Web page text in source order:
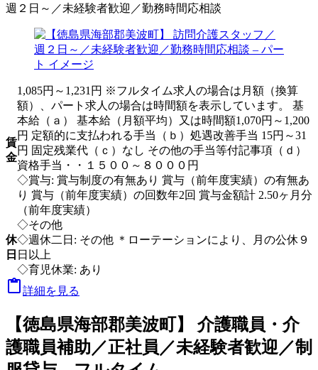
週２日～／未経験者歓迎／勤務時間応相談
賃
金
1,085円～1,231円 ※フルタイム求人の場合は月額（換算
額）、パート求人の場合は時間額を表示しています。 基
本給（ａ） 基本給（月額平均）又は時間額1,070円～1,200
円 定額的に支払われる手当（ｂ）処遇改善手当 15円～31
円 固定残業代（ｃ）なし その他の手当等付記事項（ｄ）
資格手当・・１５００～８０００円
◇賞与: 賞与制度の有無あり 賞与（前年度実績）の有無あ
り 賞与（前年度実績）の回数年2回 賞与金額計 2.50ヶ月分
（前年度実績）
休
日
◇その他
◇週休二日: その他 ＊ローテーションにより、月の公休９
日以上
◇育児休業: あり
詳細を見る
【徳島県海部郡美波町】 介護職員・介
護職員補助／正社員／未経験者歓迎／制